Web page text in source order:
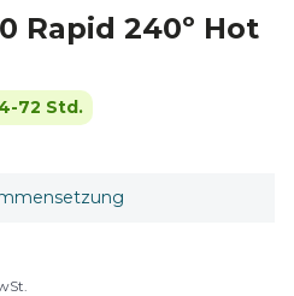
Rapid 240º Hot
72 Std.